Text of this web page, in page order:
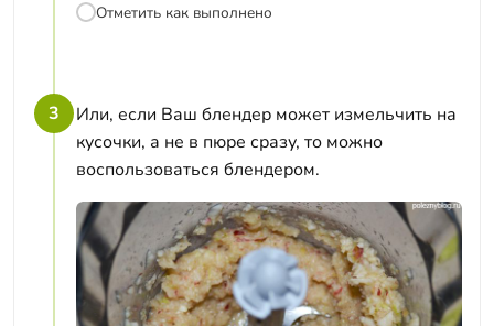
Отметить как выполнено
3
Или, если Ваш блендер может измельчить на
кусочки, а не в пюре сразу, то можно
воспользоваться блендером.